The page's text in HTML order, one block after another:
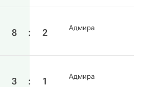
8 : 2 Адмира
3 : 1 Адмира